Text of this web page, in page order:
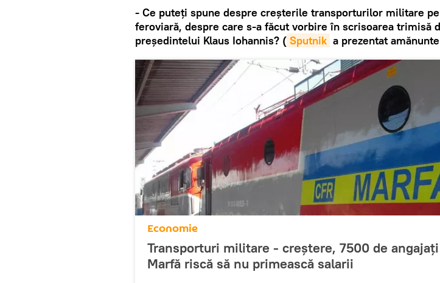
- Ce puteţi spune despre creşterile transporturilor militare
feroviară, despre care s-a făcut vorbire în scrisoarea trimisă
preşedintelui Klaus Iohannis? ( Sputnik a prezentat
Economie
Transporturi militare - creștere, 7500 de angajați
Marfă riscă să nu primească salarii